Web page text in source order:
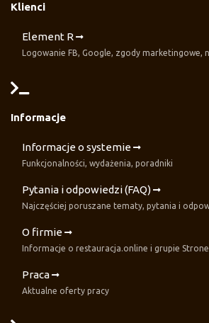
Klienci
Element R
Logowanie FB, Google, zgody marketingowe,
Informacje
Informacje o systemie
Funkcjonalności, wydażenia, poradniki
Pytania i odpowiedzi (FAQ)
Najczęściej poruszane tematy, pytania i
O firmie
Informacje o restauracja.online i grupie
Praca
Aktualne oferty pracy